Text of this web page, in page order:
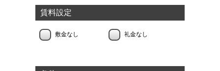
賃料設定
敷金なし 礼金なし